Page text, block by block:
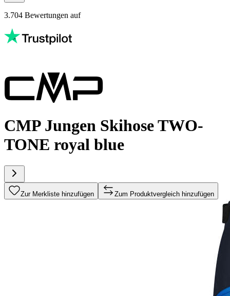
3.704 Bewertungen auf
CMP Jungen Skihose TWO-
TONE royal blue
Zur Merkliste hinzufügen Zum Produktvergleich hinzufügen